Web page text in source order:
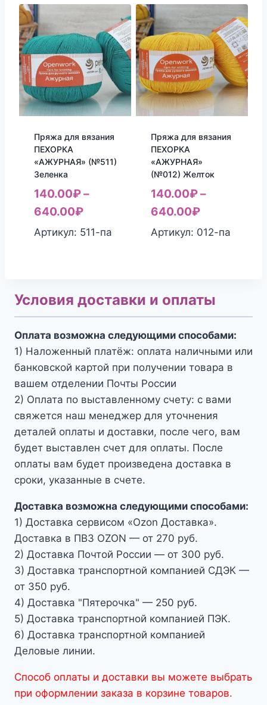
Пряжа для вязания
ПЕХОРКА
«АЖУРНАЯ» (№511)
Зеленка
140.00₽–
640.00₽
Артикул: 511-па
Пряжа для вязания
ПЕХОРКА
«АЖУРНАЯ»
(№012) Желток
140.00₽–
640.00₽
Артикул: 012-па
Условия доставки и оплаты
Оплата возможна следующими способами:
1) Наложенный платёж: оплата наличными или
банковской картой при получении товара в
вашем отделении Почты России
2) Оплата по выставленному счету: с вами
свяжется наш менеджер для уточнения
деталей оплаты и доставки, после чего, вам
будет выставлен счет для оплаты. После
оплаты вам будет произведена доставка в
сроки, указанные в счете.
Доставка возможна следующими способами:
1) Доставка сервисом «Ozon Доставка».
Доставка в ПВЗ OZON — от 270 руб.
2) Доставка Почтой России — от 300 руб.
3) Доставка транспортной компанией СДЭК —
от 350 руб.
4) Доставка "Пятерочка" — 250 руб.
5) Доставка транспортной компанией ПЭК.
6) Доставка транспортной компанией
Деловые линии.
Способ оплаты и доставки вы можете выбрать
при оформлении заказа в корзине товаров.